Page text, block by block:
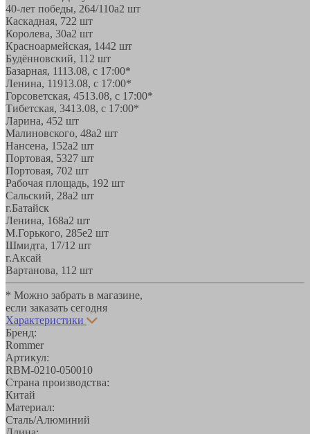
40-лет победы, 264/110а2 шт
Каскадная, 722 шт
Королева, 30а2 шт
Красноармейская, 1442 шт
Будённовский, 11 2 шт
Базарная, 1113.08, с 17:00*
Ленина, 11913.08, с 17:00*
Горсоветская, 4513.08, с 17:00*
Тибетская, 3413.08, с 17:00*
Ларина, 452 шт
Малиновского, 48а2 шт
Нансена, 152а2 шт
Портовая, 5327 шт
Портовая, 702 шт
Рабочая площадь, 192 шт
Сальский, 28a2 шт
г.Батайск
Ленина, 168а2 шт
М.Горького, 285е2 шт
Шмидта, 17/1 2 шт
г.Аксай
Вартанова, 11 2 шт
* Можно забрать в магазине,
если заказать сегодня
Характеристики
Бренд:
Rommer
Артикул:
RBM-0210-050010
Страна производства:
Китай
Материал:
Сталь/Алюминий